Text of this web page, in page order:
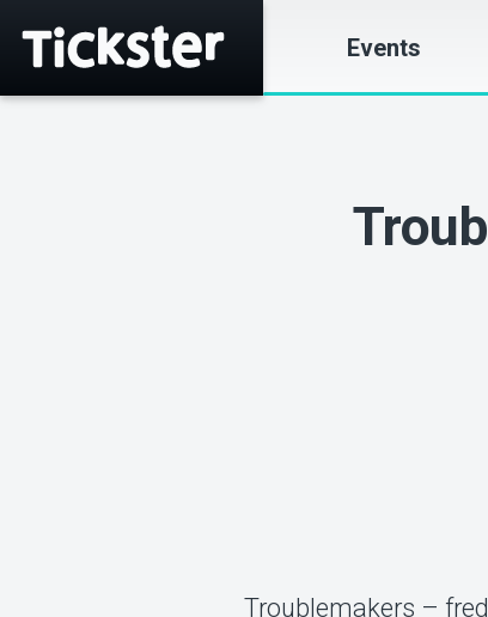
Events
Troublemakers –